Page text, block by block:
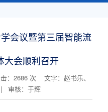
会议暨第三届智能流
大会顺利召开
： 2686 次 文字：赵书乐、
审核：于辉